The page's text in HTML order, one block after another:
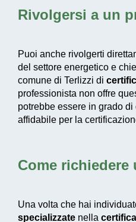
Rivolgersi a un
Puoi anche rivolgerti
del settore energetico e
comune di Terlizzi di
professionista non offre
potrebbe essere in grado
affidabile per la
Come richiedere
Una volta che hai
specializzate nella